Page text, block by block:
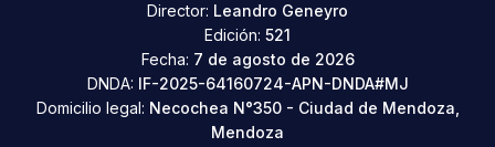
Director: Leandro Geneyro
Edición: 521
Fecha: 7 de agosto de 2026
DNDA: IF-2025-64160724-APN-DNDA#MJ
Domicilio legal: Necochea N°350 - Ciudad de Mendoza,
Mendoza